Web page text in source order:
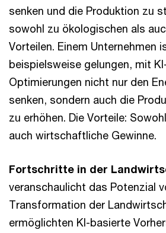
senken und die Produktion zu
sowohl zu ökologischen als
Vorteilen. Einem Unternehmen
beispielsweise gelungen, mit
Optimierungen nicht nur den
senken, sondern auch die
zu erhöhen. Die Vorteile:
auch wirtschaftliche Gewinne.
Fortschritte in der
veranschaulicht das Potenzial
Transformation der
ermöglichten KI-basierte